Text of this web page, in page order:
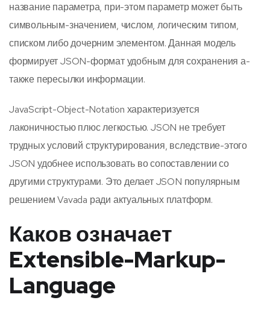
название параметра, при-этом параметр может быть
символьным-значением, числом, логическим типом,
списком либо дочерним элементом. Данная модель
формирует JSON-формат удобным для сохранения а-
также пересылки информации.
JavaScript-Object-Notation характеризуется
лаконичностью плюс легкостью. JSON не требует
трудных условий структурирования, вследствие-этого
JSON удобнее использовать во сопоставлении со
другими структурами. Это делает JSON популярным
решением Vavada ради актуальных платформ.
Каков означает
Extensible-Markup-
Language